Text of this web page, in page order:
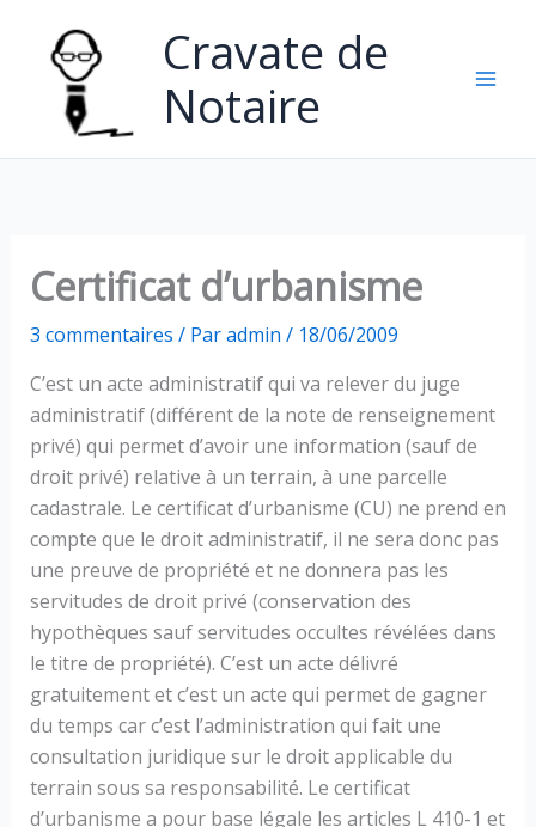
contenu
Cravate de
Notaire
Certificat d’urbanisme
3 commentaires / Paradmin / 18/06/2009
C’est un acte administratif qui va relever du juge
administratif (différent de la note de renseignement
privé) qui permet d’avoir une information (sauf de
droit privé) relative à un terrain, à une parcelle
cadastrale. Le certificat d’urbanisme (CU) ne prend en
compte que le droit administratif, il ne sera donc pas
une preuve de propriété et ne donnera pas les
servitudes de droit privé (conservation des
hypothèques sauf servitudes occultes révélées dans
le titre de propriété). C’est un acte délivré
gratuitement et c’est un acte qui permet de gagner
du temps car c’est l’administration qui fait une
consultation juridique sur le droit applicable du
terrain sous sa responsabilité. Le certificat
d’urbanisme a pour base légale les articles L 410-1 et